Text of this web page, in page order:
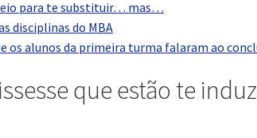
para te substituir… mas…
disciplinas do MBA
os alunos da primeira turma falaram ao
que estão te